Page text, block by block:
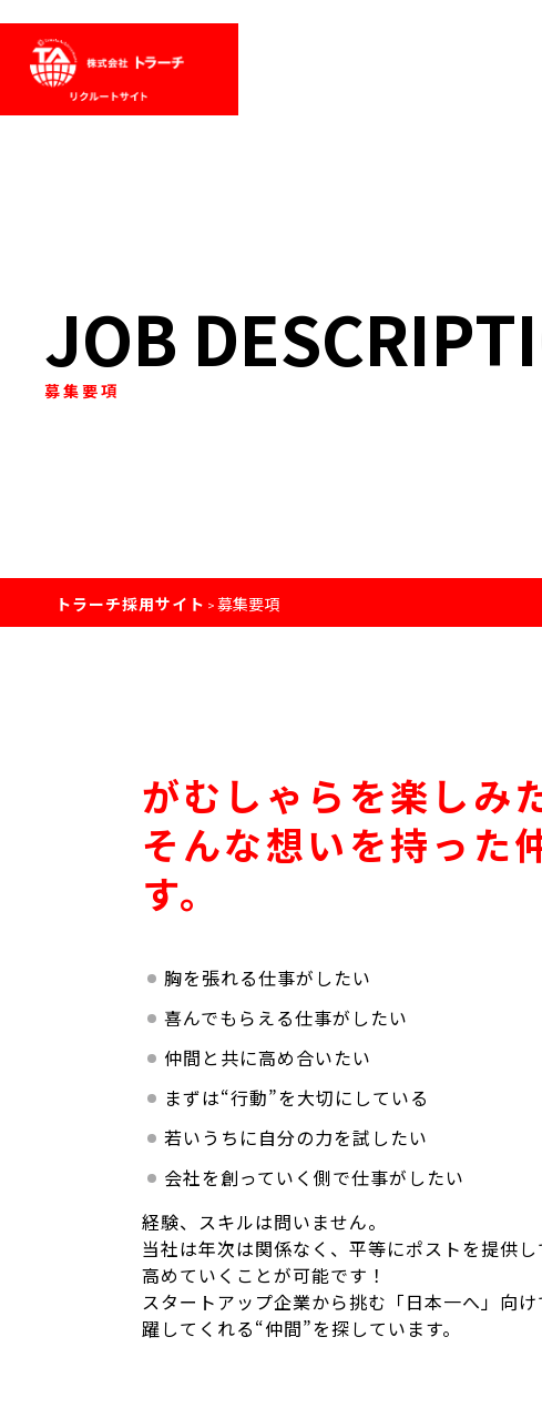
JOB
トラーチ採用サイト > 募集要項
がむしゃらを楽しみ
そんな想いを持った
す。
胸を張れる仕事がしたい
喜んでもらえる仕事がしたい
仲間と共に高め合いたい
まずは“行動”を大切にしている
若いうちに自分の力を試したい
会社を創っていく側で仕事がしたい
経験、スキルは問いません。
当社は年次は関係なく、平等にポストを提供
高めていくことが可能です！
スタートアップ企業から挑む「日本一へ」向
躍してくれる“仲間”を探しています。